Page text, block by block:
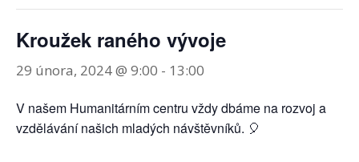
Kroužek raného vývoje
29 února, 2024 @ 9:00 - 13:00
V našem Humanitárním centru vždy dbáme na rozvoj a
vzdělávání našich mladých návštěvníků. 🎈